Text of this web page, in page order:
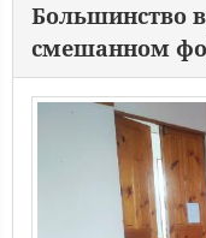
Большинство
смешанном